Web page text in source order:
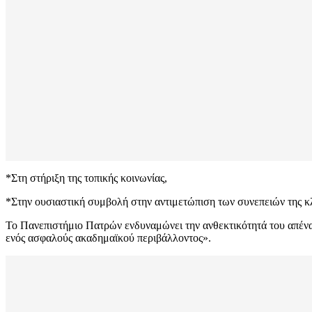
*Στη στήριξη της τοπικής κοινωνίας,
*Στην ουσιαστική συμβολή στην αντιμετώπιση των συνεπειών της
Το Πανεπιστήμιο Πατρών ενδυναμώνει την ανθεκτικότητά του
ενός ασφαλούς ακαδημαϊκού περιβάλλοντος».